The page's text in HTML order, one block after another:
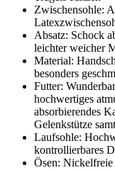
Zwischensohle:
Absatz: Schock
leichter weicher
Material:
besonders
Futter:
hochwertiges
absorbierendes
Gelenkstütze
Laufsohle:
kontrollierbares
Ösen: Nickelfreie